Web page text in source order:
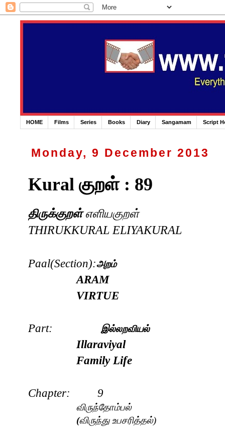
HOME Films Series Books Diary Sangamam Script
Monday, 9 December 2013
Kural குறள் : 89
திருக்குறள் எளியகுறள்
THIRUKKURAL ELIYAKURAL
Paal(Section):அறம்
ARAM
VIRTUE
Part: இல்லறவியல்
Illaraviyal
Family Life
Chapter: 9
விருந்தோம்பல்
(விருந்து உபசரித்தல்)